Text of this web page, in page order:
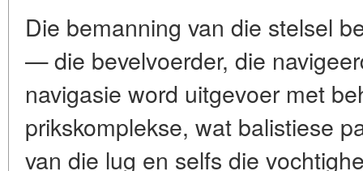
Die bemanning van die stelsel
— die bevelvoerder, die
navigasie word uitgevoer met
prikskomplekse, wat balistiese
van die lug en selfs die